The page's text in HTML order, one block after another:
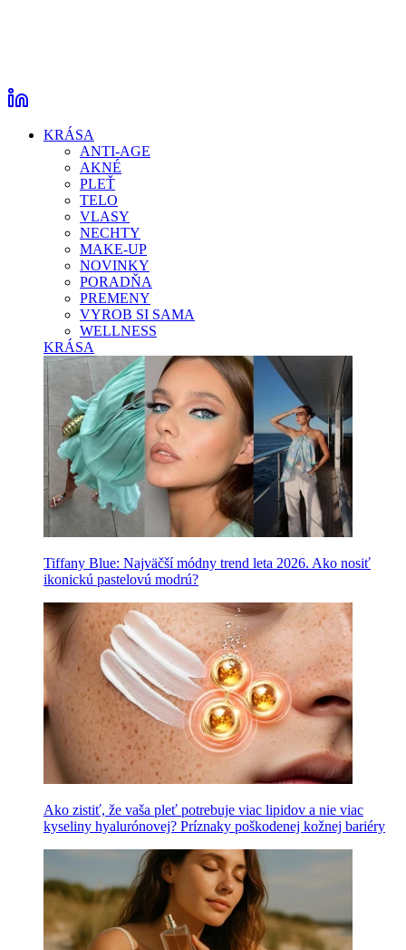
KRÁSA
ANTI-AGE
AKNÉ
PLEŤ
TELO
VLASY
NECHTY
MAKE-UP
NOVINKY
PORADŇA
PREMENY
VYROB SI SAMA
WELLNESS
KRÁSA
Tiffany Blue: Najväčší módny trend leta 2026. Ako nosiť
ikonickú pastelovú modrú?
Ako zistiť, že vaša pleť potrebuje viac lipidov a nie viac
kyseliny hyalurónovej? Príznaky poškodenej kožnej bariéry